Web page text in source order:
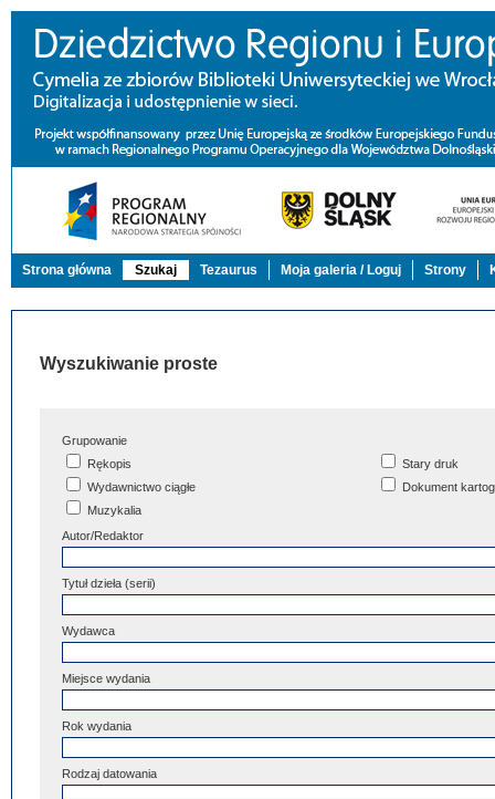
Strona główna Szukaj Tezaurus Moja galeria / Loguj Strony
Wyszukiwanie proste
Grupowanie
Rękopis
Stary druk
Wydawnictwo ciągłe
Dokument
Muzykalia
Autor/Redaktor
Tytuł dzieła (serii)
Wydawca
Miejsce wydania
Rok wydania
Rodzaj datowania